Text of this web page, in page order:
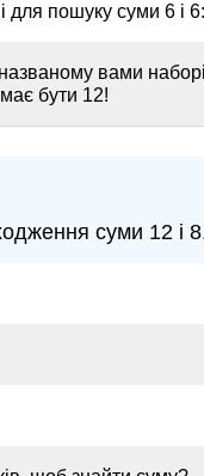
для пошуку суми 6 і
вами
бути 12!
суми 12 і